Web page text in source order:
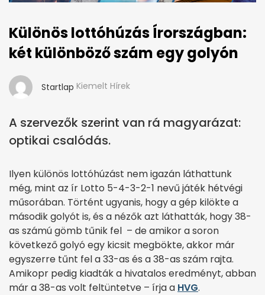
Különös lottóhúzás Írországban:
két különböző szám egy golyón
Startlap Kiemelt Hírek
A szervezők szerint van rá magyarázat:
optikai csalódás.
Ilyen különös lottóhúzást nem igazán láthattunk
még, mint az ír Lotto 5-4-3-2-1 nevű játék hétvégi
műsorában. Történt ugyanis, hogy a gép kilökte a
második golyót is, és a nézők azt láthatták, hogy 38-
as számú gömb tűnik fel – de amikor a soron
következő golyó egy kicsit megbökte, akkor már
egyszerre tűnt fel a 33-as és a 38-as szám rajta.
Amikopr pedig kiadták a hivatalos eredményt, abban
már a 38-as volt feltüntetve – írja a HVG.